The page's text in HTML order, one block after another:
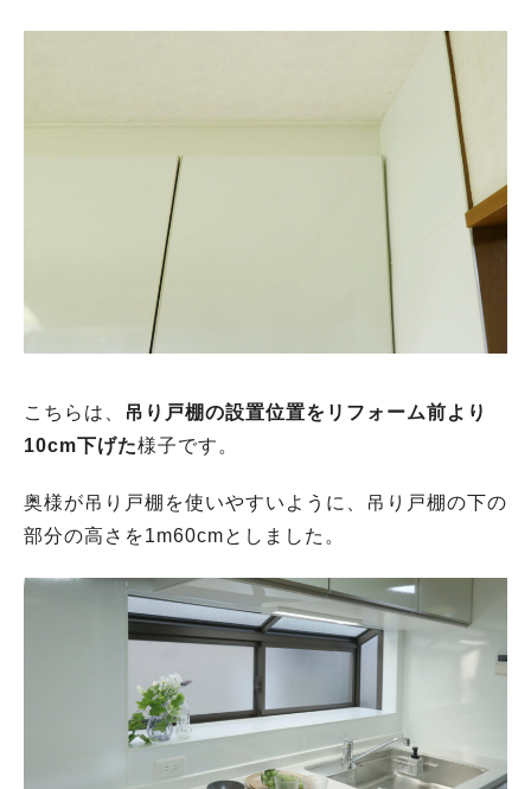
こちらは、
吊り戸棚の設置位置をリフォーム前より
10cm下げた様子です。
奥様が吊り戸棚を使いやすいように、吊り戸棚の下の
部分の高さを1m60cmとしました。